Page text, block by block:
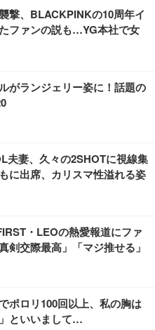
撃、BLACKPINKの10周年イ
ファンの説も…YG本社で女
がランジェリー姿に！話題の
夫妻、久々の2SHOTに視線集
に出席、カリスマ性溢れる姿
・LEOの熱愛報道にファ
剣交際最高」「マジ推せる」
ポロリ100回以上、私の胸は
といいまして…